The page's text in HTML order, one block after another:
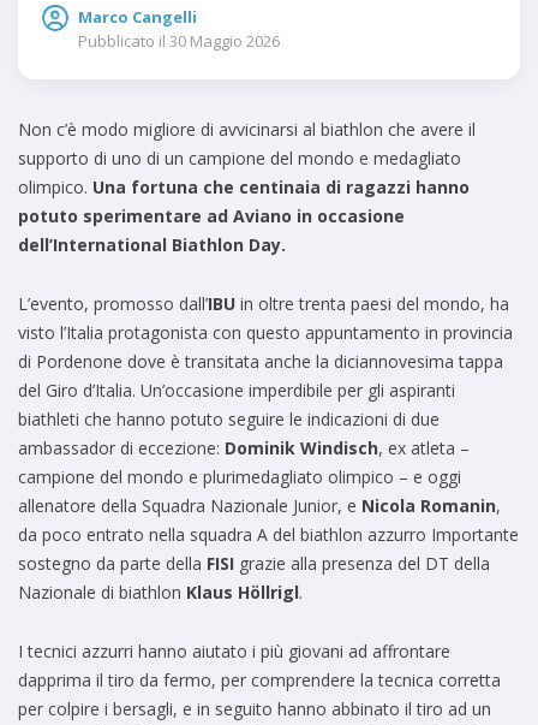
Marco Cangelli
Pubblicato il 30 Maggio 2026
Non c’è modo migliore di avvicinarsi al biathlon che avere il
supporto di uno di un campione del mondo e medagliato
olimpico. Una fortuna che centinaia di ragazzi hanno
potuto sperimentare ad Aviano in occasione
dell’International Biathlon Day.
L’evento, promosso dall’IBU in oltre trenta paesi del mondo, ha
visto l’Italia protagonista con questo appuntamento in provincia
di Pordenone dove è transitata anche la diciannovesima tappa
del Giro d’Italia. Un’occasione imperdibile per gli aspiranti
biathleti che hanno potuto seguire le indicazioni di due
ambassador di eccezione: Dominik Windisch, ex atleta –
campione del mondo e plurimedagliato olimpico – e oggi
allenatore della Squadra Nazionale Junior, e Nicola Romanin,
da poco entrato nella squadra A del biathlon azzurro Importante
sostegno da parte della FISI grazie alla presenza del DT della
Nazionale di biathlon Klaus Höllrigl.
I tecnici azzurri hanno aiutato i più giovani ad affrontare
dapprima il tiro da fermo, per comprendere la tecnica corretta
per colpire i bersagli, e in seguito hanno abbinato il tiro ad un